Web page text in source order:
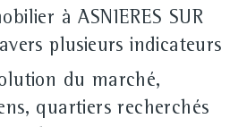
à ASNIERES SUR
plusieurs indicateurs
du marché,
quartiers recherchés